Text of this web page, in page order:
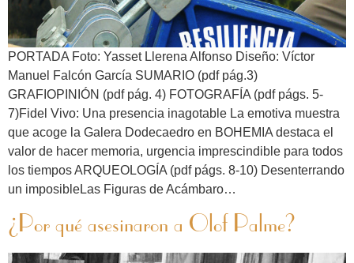
PORTADA Foto: Yasset Llerena Alfonso Diseño: Víctor
Manuel Falcón García SUMARIO (pdf pág.3)
GRAFIOPINIÓN (pdf pág. 4) FOTOGRAFÍA (pdf págs. 5-
7)Fidel Vivo: Una presencia inagotable La emotiva muestra
que acoge la Galera Dodecaedro en BOHEMIA destaca el
valor de hacer memoria, urgencia imprescindible para todos
los tiempos ARQUEOLOGÍA (pdf págs. 8-10) Desenterrando
un imposibleLas Figuras de Acámbaro…
¿Por qué asesinaron a Olof Palme?